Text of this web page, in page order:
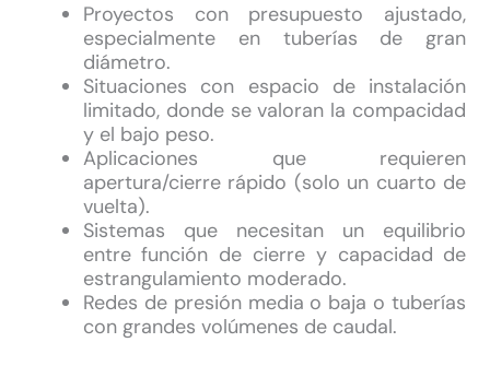
Proyectos con presupuesto ajustado,
especialmente en tuberías de gran
diámetro.
Situaciones con espacio de instalación
limitado, donde se valoran la compacidad
y el bajo peso.
Aplicaciones que requieren
apertura/cierre rápido (solo un cuarto de
vuelta).
Sistemas que necesitan un equilibrio
entre función de cierre y capacidad de
estrangulamiento moderado.
Redes de presión media o baja o tuberías
con grandes volúmenes de caudal.